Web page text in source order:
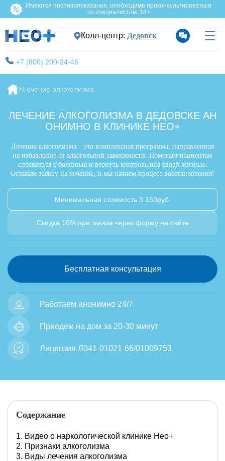
Имеются противопоказания, необходимо проконсультироваться
со специалистом. 18+
Колл-центр: Дедовск
+7 (800) 200-24-46
Лечение алкоголизма
ЛЕЧЕНИЕ АЛКОГОЛИЗМА В ДЕДОВСКЕ АН
ОНИМНО В КЛИНИКЕ НЕО+
Лечение алкоголизма – это комплексная программа, направленная
на избавление от алкогольной зависимости. Помогает пациентам
справиться с болезнью и вернуть контроль над своей жизнью.
Оставьте заявку на лечение, и мы начнем процесс восстановления!
Минимальная стоимость 3 150руб.
Скидка 10% при заказе через форму на сайте
Бесплатная консультация
Работаем анонимно 24/7
Приедем на дом за 20-30 минут
Лицензия Л041-01021-66/01009753
Содержание
Видео о наркологической клинике Нео+
Признаки алкоголизма
Виды лечения алкоголизма